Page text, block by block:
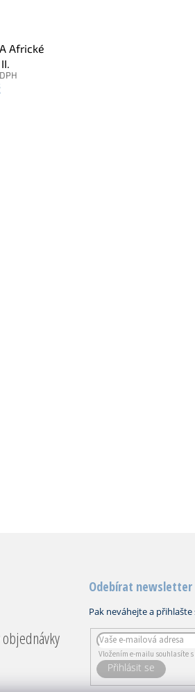
Africké
Odebírat newsletter
Vložením e-mailu souhlasíte s
PŘIHLÁSIT
SE